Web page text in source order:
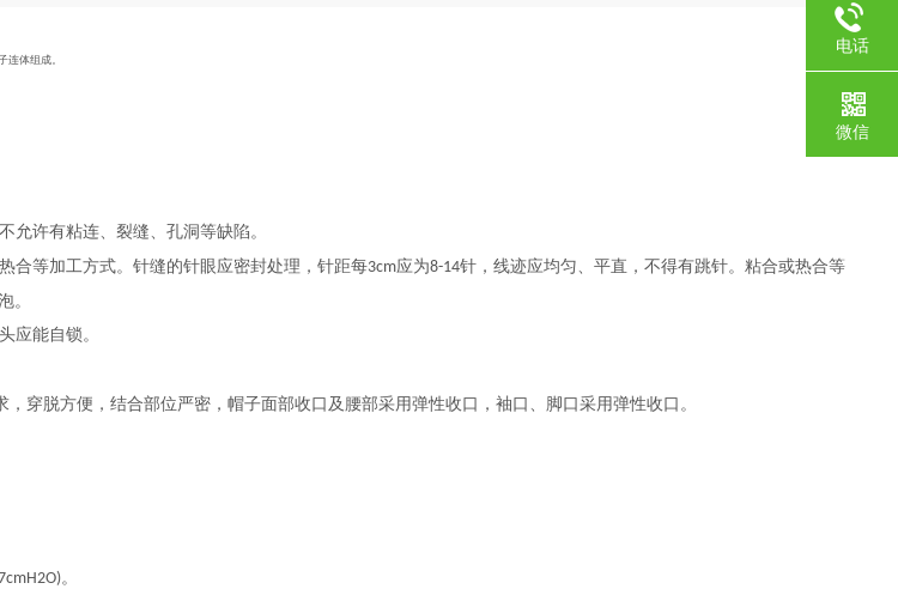
连体组成。
允许有粘连、裂缝、孔洞等缺陷。
合等加工方式。针缝的针眼应密封处理，针距每3cm应为8-14针，线迹应均匀、平直，不得有跳针。粘合或热合等
。
应能自锁。
，穿脱方便，结合部位严密，帽子面部收口及腰部采用弹性收口，袖口、脚口采用弹性收口。
。
电话
微信